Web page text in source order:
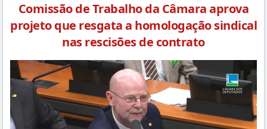
Comissão de Trabalho da Câmara aprova
projeto que resgata a homologação sindical
nas rescisões de contrato